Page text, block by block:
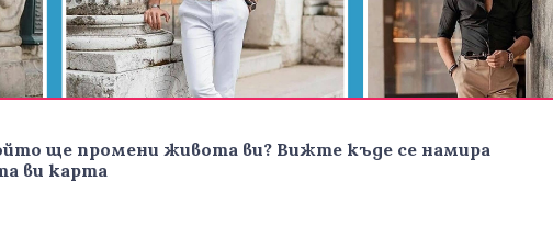
ще промени живота ви? Вижте къде се намира
ви карта